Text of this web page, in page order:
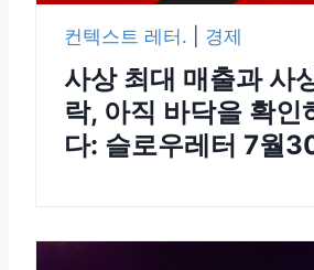
컨텍스트 레터. 경제
사상 최대 매출과 사
락, 아직 바닥을 확인
다: 슬로우레터 7월